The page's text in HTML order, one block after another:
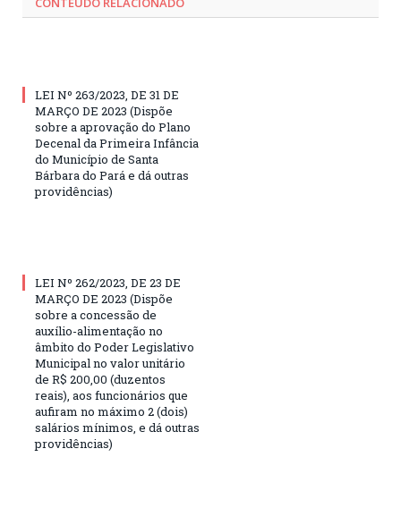
LEI Nº 263/2023, DE 31 DE
MARÇO DE 2023 (Dispõe
sobre a aprovação do Plano
Decenal da Primeira Infância
do Município de Santa
Bárbara do Pará e dá outras
providências)
LEI Nº 262/2023, DE 23 DE
MARÇO DE 2023 (Dispõe
sobre a concessão de
auxílio-alimentação no
âmbito do Poder Legislativo
Municipal no valor unitário
de R$ 200,00 (duzentos
reais), aos funcionários que
aufiram no máximo 2 (dois)
salários mínimos, e dá outras
providências)